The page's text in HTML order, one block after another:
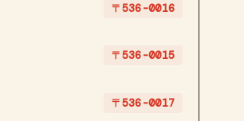
〒536-0016
〒536-0015
〒536-0017